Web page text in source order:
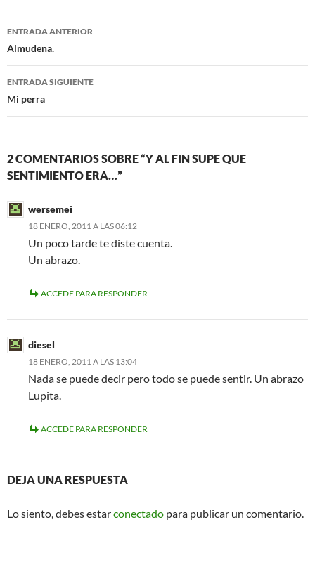
o
o
e
r
Navegación
de
entradas
ENTRADA ANTERIOR
Almudena.
ENTRADA SIGUIENTE
Mi perra
2 COMENTARIOS SOBRE “Y AL FIN SUPE QUE
SENTIMIENTO ERA…”
wersemei
18 ENERO, 2011 A LAS 06:12
Un poco tarde te diste cuenta.
Un abrazo.
ACCEDE PARA RESPONDER
diesel
18 ENERO, 2011 A LAS 13:04
Nada se puede decir pero todo se puede sentir. Un abrazo
Lupita.
ACCEDE PARA RESPONDER
DEJA UNA RESPUESTA
Lo siento, debes estarconectado para publicar un comentario.